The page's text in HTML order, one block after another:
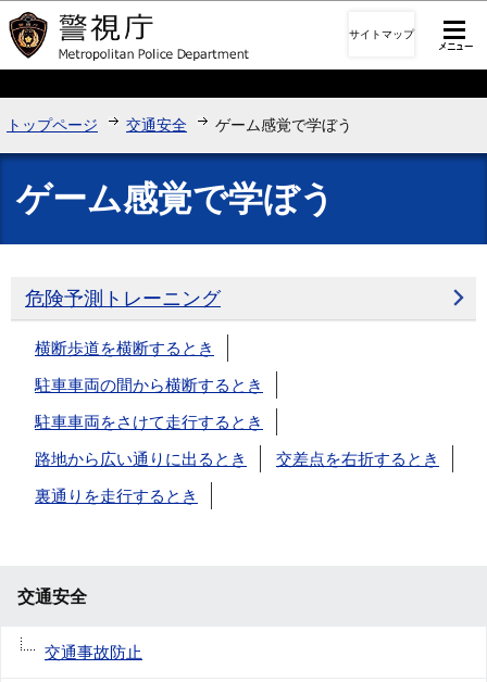
このページの本文へ移動
サイトマップ
トップページ 交通安全 ゲーム感覚で学ぼう
ゲーム感覚で学ぼう
危険予測トレーニング
横断歩道を横断するとき
駐車車両の間から横断するとき
駐車車両をさけて走行するとき
路地から広い通りに出るとき 交差点を右折するとき
裏通りを走行するとき
交通安全
交通事故防止